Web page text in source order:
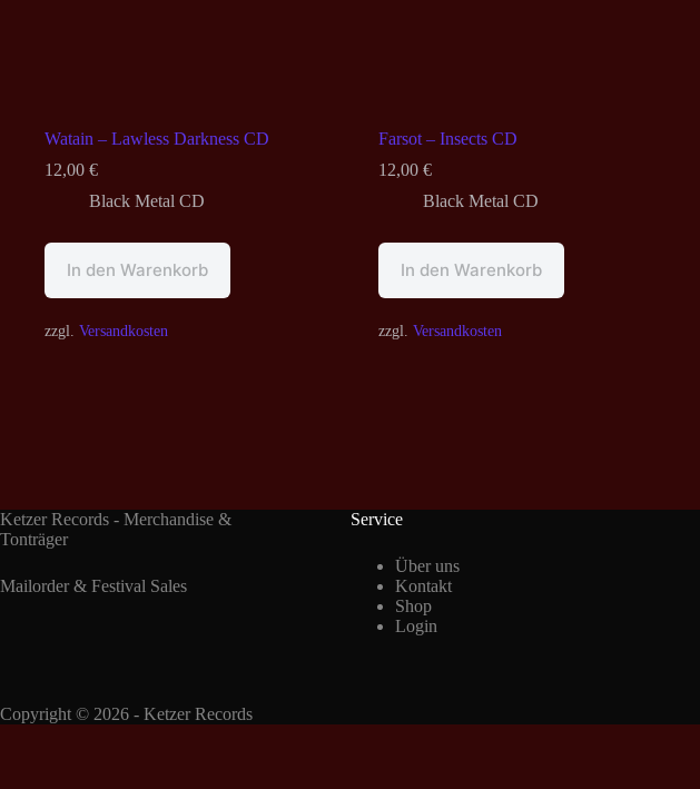
Watain – Lawless Darkness CD
12,00 €
Black Metal CD
In den Warenkorb
zzgl. Versandkosten
Farsot – Insects CD
12,00 €
Black Metal CD
In den Warenkorb
zzgl. Versandkosten
Ketzer Records - Merchandise &
Tonträger
Mailorder & Festival Sales
Service
Über uns
Kontakt
Shop
Login
Copyright © 2026 - Ketzer Records